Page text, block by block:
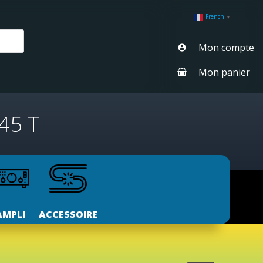
French ▼
Mon compte
Mon panier
T
ACCESSOIRE